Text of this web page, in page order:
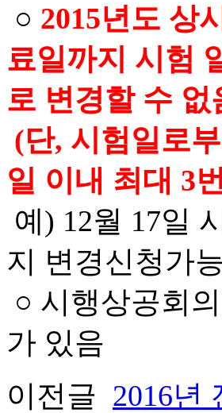
○ 2015년도 상
료일까지 시험
로 변경할 수 없
(단, 시험일로
일 이내 최대 3
예) 12월 17일
지 변경신청가
○ 시행상공회
가 있음
이전글 2016년